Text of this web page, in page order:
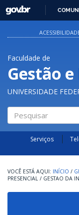
GOVBR
Faculdade de
Gestão
UNIVERSIDADE
Pesquisar
Serviços
INÍCIO /
PRESENCIAL / GESTAO DA